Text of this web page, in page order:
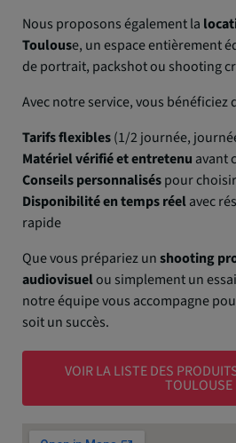
Nous proposons également la
Toulouse, un espace entièrement
de portrait, packshot ou shooting
Avec notre service, vous bénéficiez
Tarifs flexibles(1/2 journée,
Matériel vérifié et entretenu avant
Conseils personnaliséspour
Disponibilité en temps réelavec
rapide
Que vous prépariez unshooting
audiovisuelou simplement un
notre équipe vous accompagne
soit un succès.
VOIR LA LISTE DES
TOULOUSE